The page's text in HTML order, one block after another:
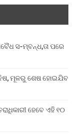
ସ-ମ୍ବନ୍ଧ,ତା ପରେ
ମୂଳରୁ ଶେଷ ହୋଇଯିବ
ହେବେ ଏହି ୧୦